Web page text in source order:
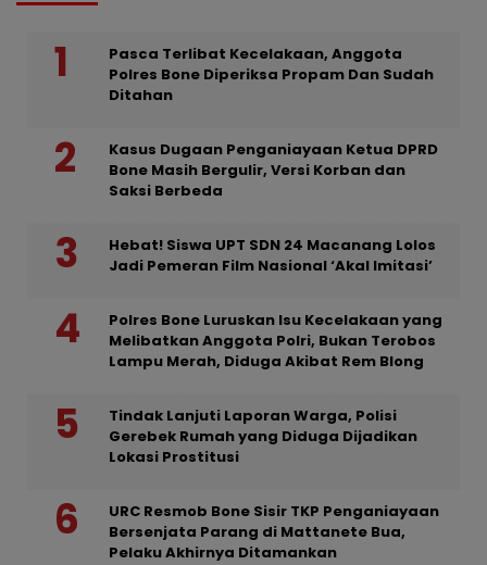
Pasca Terlibat Kecelakaan, Anggota
Polres Bone Diperiksa Propam Dan Sudah
Ditahan
Kasus Dugaan Penganiayaan Ketua DPRD
Bone Masih Bergulir, Versi Korban dan
Saksi Berbeda
Hebat! Siswa UPT SDN 24 Macanang Lolos
Jadi Pemeran Film Nasional ‘Akal Imitasi’
Polres Bone Luruskan Isu Kecelakaan yang
Melibatkan Anggota Polri, Bukan Terobos
Lampu Merah, Diduga Akibat Rem Blong
Tindak Lanjuti Laporan Warga, Polisi
Gerebek Rumah yang Diduga Dijadikan
Lokasi Prostitusi
URC Resmob Bone Sisir TKP Penganiayaan
Bersenjata Parang di Mattanete Bua,
Pelaku Akhirnya Ditamankan